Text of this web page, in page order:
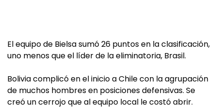
El equipo de Bielsa sumó 26 puntos en la clasificación,
uno menos que el líder de la eliminatoria, Brasil.
Bolivia complicó en el inicio a Chile con la agrupación
de muchos hombres en posiciones defensivas. Se
creó un cerrojo que al equipo local le costó abrir.